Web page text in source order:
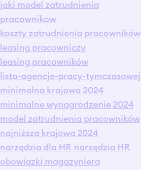
jaki model zatrudnienia
pracownikow
koszty zatrudnienia pracowników
leasing pracowniczy
leasing pracowników
lista-agencje-pracy-tymczasowej
minimalna krajowa 2024
minimalne wynagrodzenie 2024
model zatrudnienia pracowników
najniższa krajowa 2024
narzędzia dla HR narzędzia HR
obowiązki magazyniera